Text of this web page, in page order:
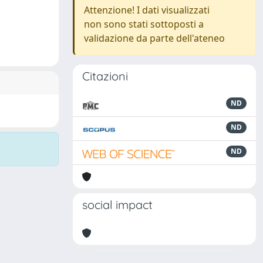
Attenzione! I dati visualizzati
non sono stati sottoposti a
validazione da parte dell'ateneo
Citazioni
ND
ND
ND
social impact